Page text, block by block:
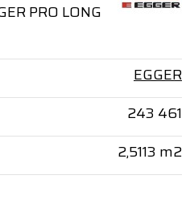
PRO LONG
EGGER
243 461
2,5113 m2